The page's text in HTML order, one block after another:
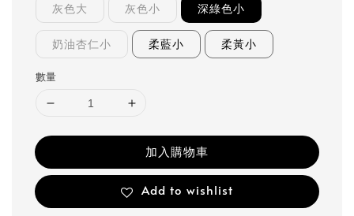
灰色大 灰色小 深綠色小
奶油杏仁小 柔藍小 柔黃小
數量
加入購物車
Add to wishlist